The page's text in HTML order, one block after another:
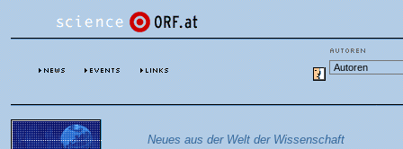
Neues aus der Welt der Wissenschaft